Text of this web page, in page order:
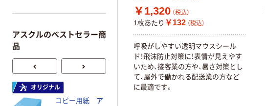
￥1,320 （税込）
1枚あたり ￥132 （税込）
呼吸がしやすい透明マウスシール
ド！飛沫防止対策に！表情が見えやす
いため、接客業の方や、暑さ対策とし
て、屋外で働かれる配送業の方など
に最適です。
アスクルのベストセラー商
品
オリジナル
コピー用紙 ア
オリジナル